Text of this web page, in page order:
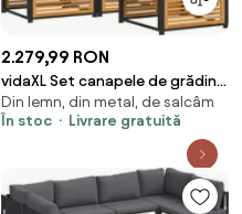
2.279,99 RON
vidaXL Set canapele de grădină
cu perne, 4 piese, lemn masiv
de acacia
Din lemn, din metal, de salcâm
În stoc
Livrare gratuită